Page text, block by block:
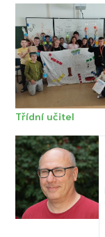
Třídní učitel